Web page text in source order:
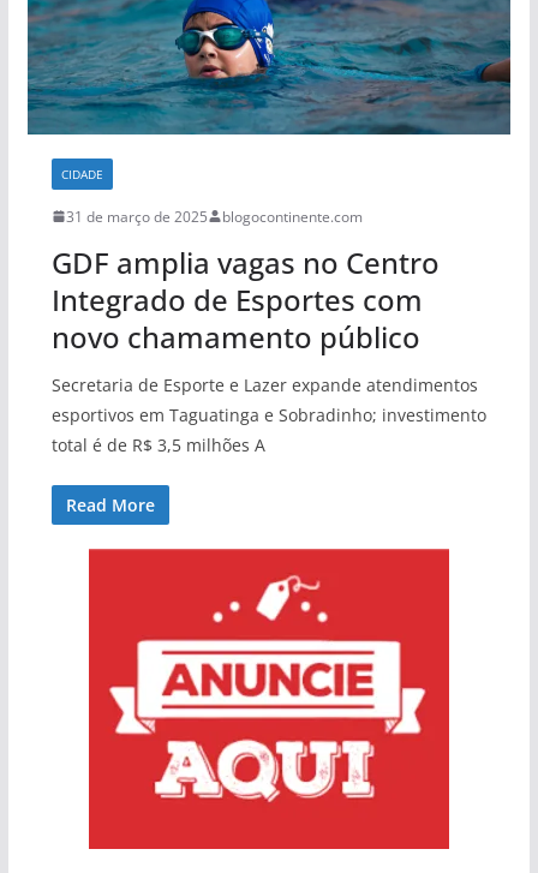
CIDADE
31 de março de 2025 blogocontinente.com
GDF amplia vagas no Centro
Integrado de Esportes com
novo chamamento público
Secretaria de Esporte e Lazer expande atendimentos
esportivos em Taguatinga e Sobradinho; investimento
total é de R$ 3,5 milhões A
Read More